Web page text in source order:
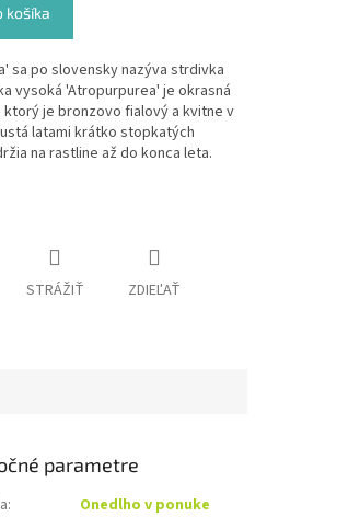
košíka
sa po slovensky nazýva strdivka
vysoká 'Atropurpurea' je okrasná
je bronzovo fialový a kvitne v
latami krátko stopkatých
na rastline až do konca leta.
STRÁŽIŤ ZDIEĽAŤ
parametre
:
Onedlho v ponuke